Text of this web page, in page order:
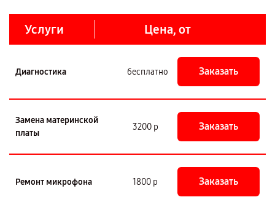
Услуги Цена, от
Диагностика бесплатно Заказать
Замена материнской
платы
3200 р Заказать
Ремонт микрофона 1800 р Заказать